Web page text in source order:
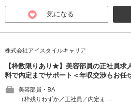
気になる
株式会社アイスタイルキャリア
【枠数限りあり★】美容部員の正社員
料で内定までサポート＜年収交渉もお任
美容部員・BA
（枠残りわずか／正社員／内定ま …